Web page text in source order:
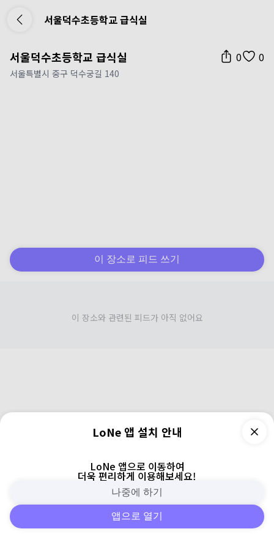
서울덕수초등학교 급식실
서울덕수초등학교 급식실 0 0
서울특별시 중구 덕수궁길 140
이 장소로 피드 쓰기
이 장소와 관련된 피드가 아직 없어요
피드 주변 검색 로그인
LoNe 앱 설치 안내
LoNe 앱으로 이동하여
더욱 편리하게 이용해보세요!
나중에 하기
앱으로 열기